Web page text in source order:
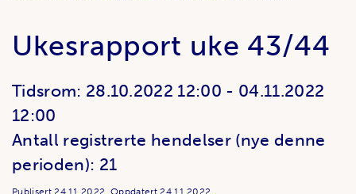
Ukesrapport uke 43/44
Tidsrom: 28.10.2022 12:00 - 04.11.2022
12:00
Antall registrerte hendelser (nye denne
perioden): 21
Publisert24.11.2022.Oppdatert24.11.2022.